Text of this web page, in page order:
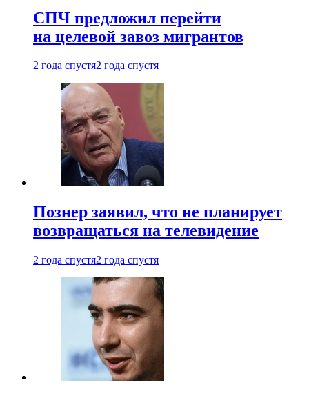
СПЧ предложил перейти
на целевой завоз мигрантов
2 года спустя2 года спустя
Познер заявил, что не планирует
возвращаться на телевидение
2 года спустя2 года спустя